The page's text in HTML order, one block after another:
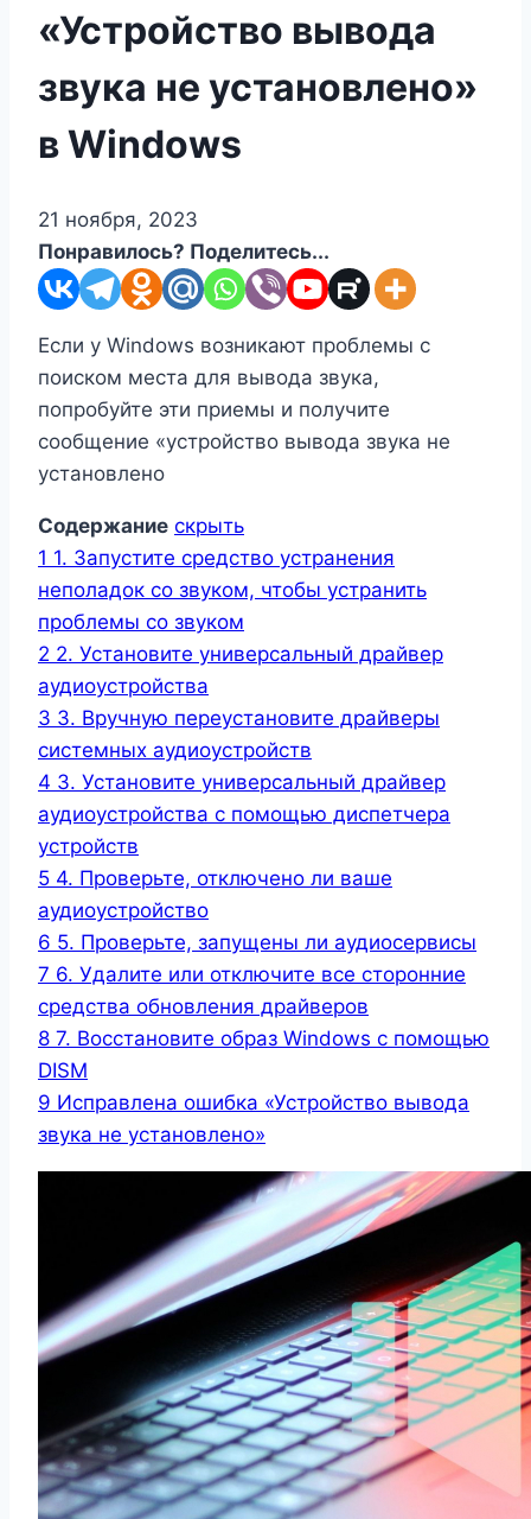
«Устройство вывода
звука не установлено»
в Windows
21 ноября, 2023
Понравилось? Поделитесь...
Если у Windows возникают проблемы с
поиском места для вывода звука,
попробуйте эти приемы и получите
сообщение «устройство вывода звука не
установлено
Содержание скрыть
1 1. Запустите средство устранения
неполадок со звуком, чтобы устранить
проблемы со звуком
2 2. Установите универсальный драйвер
аудиоустройства
3 3. Вручную переустановите драйверы
системных аудиоустройств
4 3. Установите универсальный драйвер
аудиоустройства с помощью диспетчера
устройств
5 4. Проверьте, отключено ли ваше
аудиоустройство
6 5. Проверьте, запущены ли аудиосервисы
7 6. Удалите или отключите все сторонние
средства обновления драйверов
8 7. Восстановите образ Windows с помощью
DISM
9 Исправлена ошибка «Устройство вывода
звука не установлено»